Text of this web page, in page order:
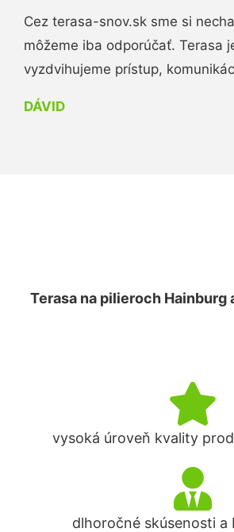
Cez terasa-snov.sk sme si
môžeme iba odporúčať. Terasa
vyzdvihujeme prístup,
DÁVID
Terasa na pilieroch Hainburg
vysoká úroveň kvality
dlhoročné skúsenosti a